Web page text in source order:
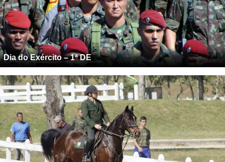
Dia do Exército – 1ª DE